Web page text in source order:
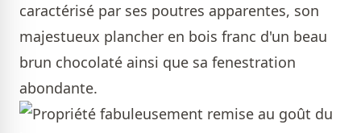
caractérisé par ses poutres apparentes, son
majestueux plancher en bois franc d'un beau
brun chocolaté ainsi que sa fenestration
abondante.